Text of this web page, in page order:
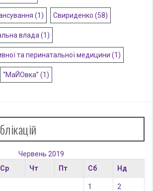
(1) Свириденко (58)
влада (1)
та перинатальної медицини (1)
“МаЙОвка” (1)
Червень 2019
Ср Чт Пт Сб Нд
1 2